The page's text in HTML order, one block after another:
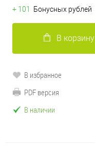
+ 101 Бонусных рублей
В корзину
В избранное
PDF версия
В наличии